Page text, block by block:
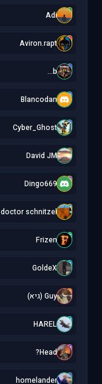
A
Adi
A
Aviron.rapt
b
b...
B
Blancodan
C
Cyber_Ghost
D
David JM
D
Dingo669
d
doctor schnitzel
F
Frizen
G
GoldeX
G Guy (גיא)
H
HAREL
H
Head?
h
homelander